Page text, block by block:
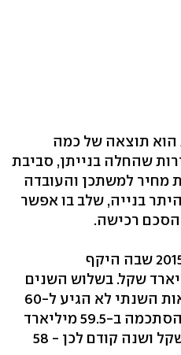
תוצאה של כמה
שהחלה בנייתן, סביבת
מחיר למשתכן והעובדה
בנייה, שלב בו אפשר
רכישה.
השיא הקודם נרשם בשנת 2015 שבה היקף
היה 64.7 מיליארד שקל. בשלוש השנים
האחרונות היקף המשכנתאות השנתי לא הגיע ל-60
מיליארד שקל - שנת 2018 הסתכמה ב-59.5 מיליארד
שקל, 2017 - 53.3 מיליארד שקל ושנה קודם לכן - 58